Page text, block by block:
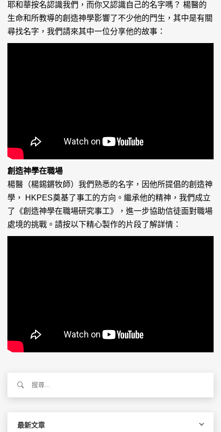
耶和華按名認識我們，而你又認識自己的名字嗎？ 楊醫的
生命和所教導的創造神學影響了不少他的門生，其中是有關
尋找名字，我們請來其中一位分享他的故事：
創造神學在職場
楊醫（楊錫鏘牧師）我們熟悉的名字，因他所提倡的創造神
學， HKPES奠基了事工的方向。繼承他的精神，我們成立
了《創造神學在職場研究事工》，進一步協助信徒面對職場
處境的挑戰。請按以下精心製作的片段了解詳情：
關
最新文章